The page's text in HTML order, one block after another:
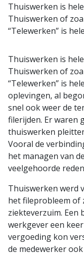
Thuiswerken is
Thuiswerken of
“Telewerken” is
Thuiswerken is
Thuiswerken of
“Telewerken” is
oplevingen, al
snel ook weer de
filerijden. Er waren
thuiswerken
Vooral de
het managen van
veelgehoorde
Thuiswerken werd
het fileprobleem of
ziekteverzuim. Een
werkgever een
vergoeding kon
de medewerker